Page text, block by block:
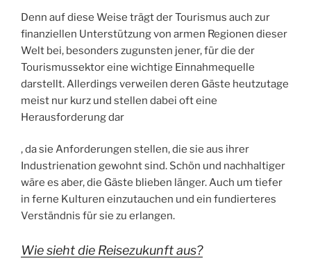
Denn auf diese Weise trägt der Tourismus auch zur
finanziellen Unterstützung von armen Regionen dieser
Welt bei, besonders zugunsten jener, für die der
Tourismussektor eine wichtige Einnahmequelle
darstellt. Allerdings verweilen deren Gäste heutzutage
meist nur kurz und stellen dabei oft eine
Herausforderung dar
M
e
d
i
c
n
, da sie Anforderungen stellen, die sie aus ihrer
Industrienation gewohnt sind. Schön und nachhaltiger
wäre es aber, die Gäste blieben länger. Auch um tiefer
in ferne Kulturen einzutauchen und ein fundierteres
Verständnis für sie zu erlangen.
Wie sieht die Reisezukunft aus?